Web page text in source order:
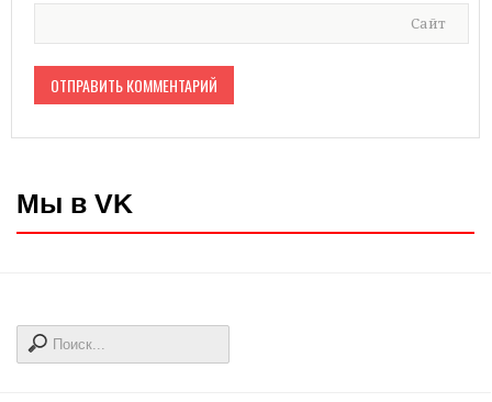
Сайт
Мы в VK